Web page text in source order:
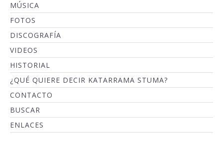
MÚSICA
FOTOS
DISCOGRAFÍA
VIDEOS
HISTORIAL
¿QUÉ QUIERE DECIR KATARRAMA STUMA?
CONTACTO
BUSCAR
ENLACES